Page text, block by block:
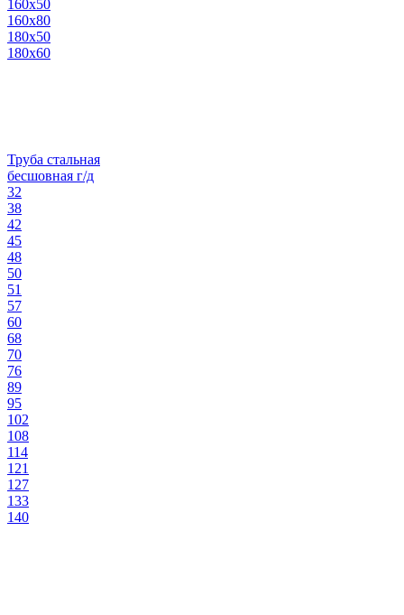
160х50
160х80
180х50
180х60
Труба стальная
бесшовная г/д
32
38
42
45
48
50
51
57
60
68
70
76
89
95
102
108
114
121
127
133
140